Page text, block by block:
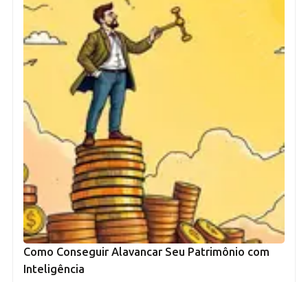
Como Conseguir Alavancar Seu Patrimônio com
Inteligência